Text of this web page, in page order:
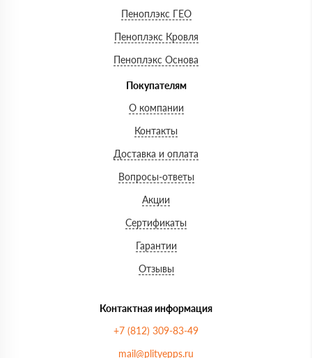
Пеноплэкс ГЕО
Пеноплэкс Кровля
Пеноплэкс Основа
Покупателям
О компании
Контакты
Доставка и оплата
Вопросы-ответы
Акции
Сертификаты
Гарантии
Отзывы
Контактная информация
+7 (812) 309-83-49
mail@plityepps.ru